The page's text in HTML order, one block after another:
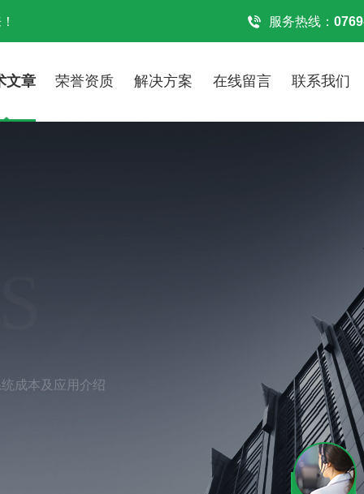
服务热线：
文章 荣誉资质 解决方案 在线留言 联系我们
成本及应用介绍